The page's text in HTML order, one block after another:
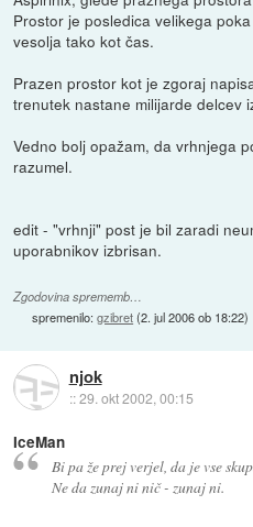
Prostor je posledica velikega
vesolja tako kot čas.
Prazen prostor kot je zgoraj
trenutek nastane milijarde delcev
Vedno bolj opažam, da vrhnjega
razumel.
edit - "vrhnji" post je bil zaradi
uporabnikov izbrisan.
Zgodovina sprememb…
spremenilo:gzibret(2. jul 2006 ob 18:22)
njok
::29. okt 2002, 00:15
IceMan
Bi pa že prej verjel, da je vse
Ne da zunaj ni nič - zunaj ni.